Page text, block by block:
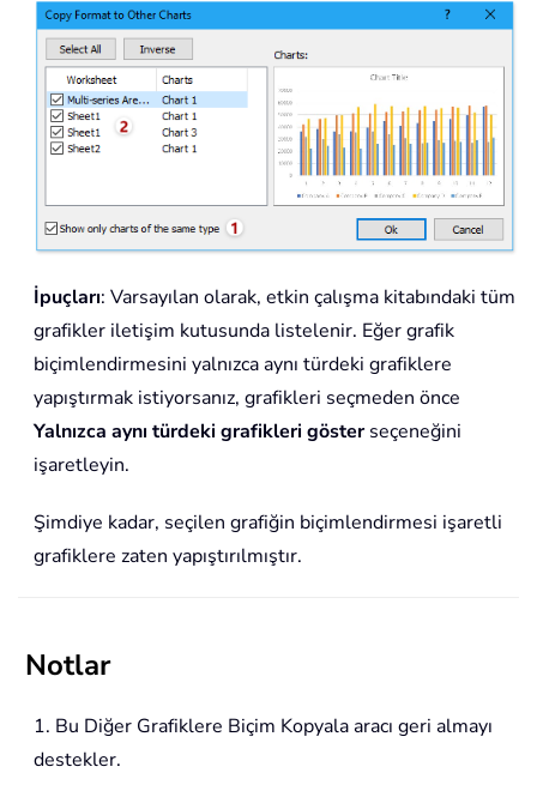
İpuçları: Varsayılan olarak, etkin çalışma kitabındaki tüm
grafikler iletişim kutusunda listelenir. Eğer grafik
biçimlendirmesini yalnızca aynı türdeki grafiklere
yapıştırmak istiyorsanız, grafikleri seçmeden önce
Yalnızca aynı türdeki grafikleri gösterseçeneğini
işaretleyin.
Şimdiye kadar, seçilen grafiğin biçimlendirmesi işaretli
grafiklere zaten yapıştırılmıştır.
Notlar
1. Bu Diğer Grafiklere Biçim Kopyala aracı geri almayı
destekler.